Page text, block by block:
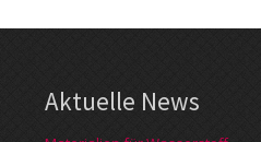
Aktuelle News